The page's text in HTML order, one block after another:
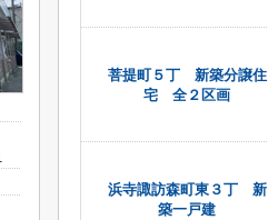
菩提町５丁 新築分譲住
宅 全２区画
浜寺諏訪森町東３丁 新
築一戸建